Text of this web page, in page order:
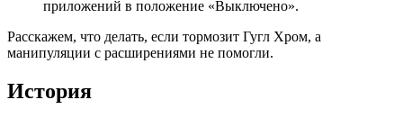
приложений в положение «Выключено».
Расскажем, что делать, если тормозит Гугл Хром, а
манипуляции с расширениями не помогли.
История